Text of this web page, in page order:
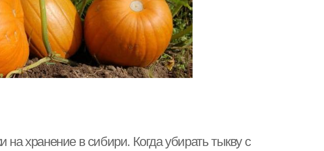
на хранение в сибири. Когда убирать тыкву с